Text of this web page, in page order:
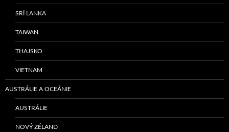
SRÍ LANKA
TAIWAN
THAJSKO
VIETNAM
AUSTRÁLIE A OCEÁNIE
AUSTRÁLIE
NOVÝ ZÉLAND